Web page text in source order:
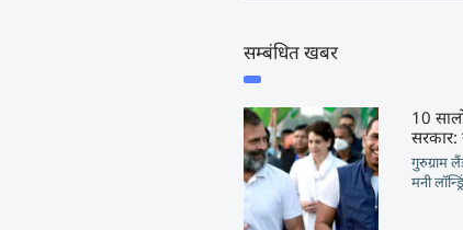
सम्बंधित खबर
10
सरकार:
गुरुग्राम
मनी